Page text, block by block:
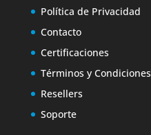
Política de Privacidad
Contacto
Certificaciones
Términos y Condiciones
Resellers
Soporte